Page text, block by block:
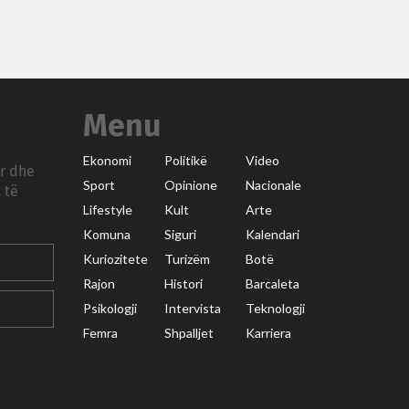
dhe
të
Menu
Ekonomi Politikë
Video
Sport
Opinione
Nacionale
Lifestyle
Kult
Arte
Komuna
Siguri
Kalendari
Kuriozitete
Turizëm
Botë
Rajon
Histori
Barcaleta
Psikologji
Intervista
Teknologji
Femra
Shpalljet Karriera